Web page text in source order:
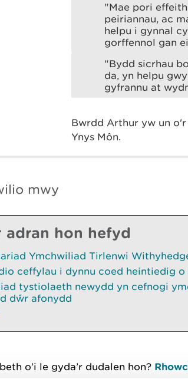
"Mae pori
peiriannau, ac
helpu i gynnal
gorffennol gan
"Bydd sicrhau
da, yn helpu
gyfrannu at
Bwrdd Arthur yw un
Ynys Môn.
mwy
adran hon hefyd
Ymchwiliad Tirlenwi
ceffylau i dynnu coed heintiedig o
tystiolaeth newydd yn cefnogi
dŵr afonydd
o’i le gyda’r dudalen hon?